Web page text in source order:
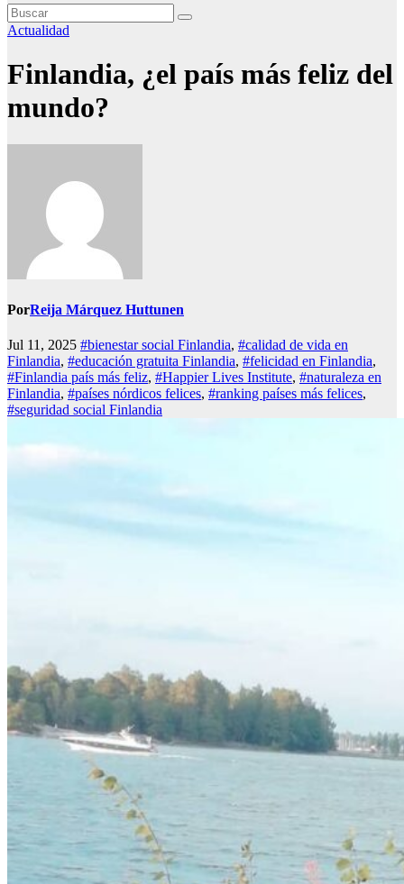
Actualidad
Finlandia, ¿el país más feliz del
mundo?
PorReija Márquez Huttunen
Jul 11, 2025 #bienestar social Finlandia, #calidad de vida en
Finlandia, #educación gratuita Finlandia, #felicidad en Finlandia,
#Finlandia país más feliz, #Happier Lives Institute, #naturaleza en
Finlandia, #países nórdicos felices, #ranking países más felices,
#seguridad social Finlandia